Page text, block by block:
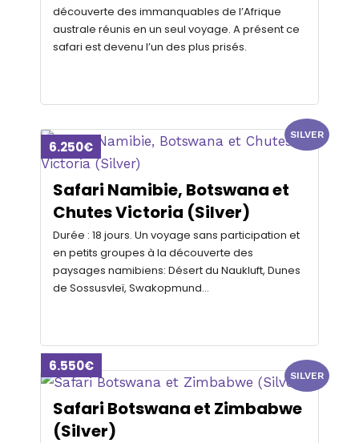
découverte des immanquables de l’Afrique
australe réunis en un seul voyage. A présent ce
safari est devenu l’un des plus prisés.
SILVER
6.250€
Safari Namibie, Botswana et
Chutes Victoria (Silver)
Durée : 18 jours. Un voyage sans participation et
en petits groupes à la découverte des
paysages namibiens: Désert du Naukluft, Dunes
de Sossusvleï, Swakopmund…
SILVER
6.550€
Safari Botswana et Zimbabwe
(Silver)